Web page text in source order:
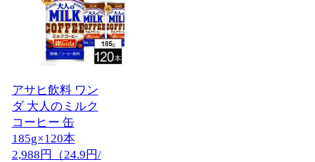
アサヒ飲料 ワン
ダ 大人のミルク
コーヒー 缶
185g×120本
2,988円（24.9円/